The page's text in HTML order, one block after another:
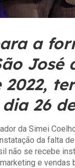
a
José
26
da Simei
da falta
não se recebe
e vendas